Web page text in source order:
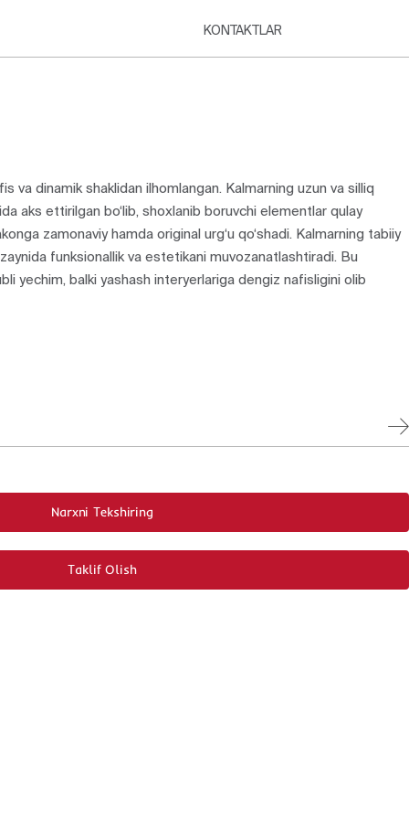
KONTAKTLAR
va dinamik shaklidan ilhomlangan. Kalmarning uzun va silliq
aks ettirilgan bo‘lib, shoxlanib boruvchi elementlar qulay
zamonaviy hamda original urg‘u qo‘shadi. Kalmarning tabiiy
funksionallik va estetikani muvozanatlashtiradi. Bu
yechim, balki yashash interyerlariga dengiz nafisligini olib
Narxni Tekshiring
Taklif Olish